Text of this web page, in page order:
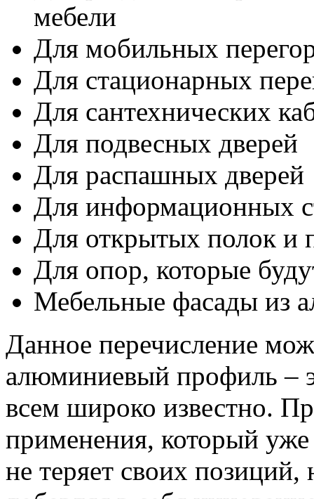
мебели
Для мобильных
Для стационарных
Для сантехнических
Для подвесных дверей
Для распашных дверей
Для информационных
Для открытых полок и
Для опор, которые
Мебельные фасады из
Данное перечисление
алюминиевый профиль –
всем широко известно.
применения, который уже
не теряет своих позиций,